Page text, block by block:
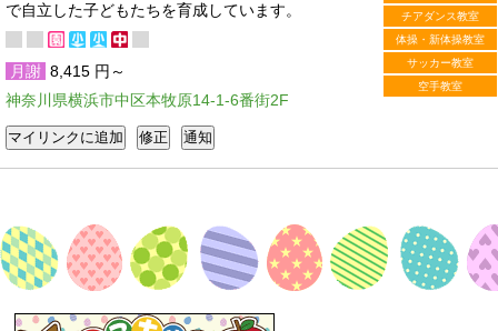
チアダンス教室
体操・新体操教室
サッカー教室
空手教室
で自立した子どもたちを育成しています。
月謝 8,415 円～
神奈川県横浜市中区本牧原14-1-6番街2F